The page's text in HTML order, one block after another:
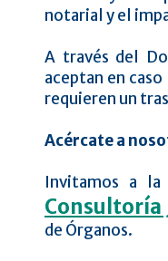
notarial y el
A través del
aceptan en
requieren un
Acércate a
Invitamos a la
Consultoría
de Órganos.